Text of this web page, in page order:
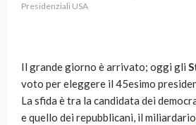
Presidenziali USA
Il grande giorno è arrivato; oggi gli
voto per eleggere il 45esimo
La sfida è tra la candidata dei
e quello dei repubblicani, il miliardario